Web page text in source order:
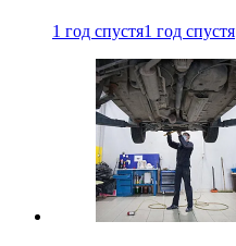
1 год спустя1 год спустя